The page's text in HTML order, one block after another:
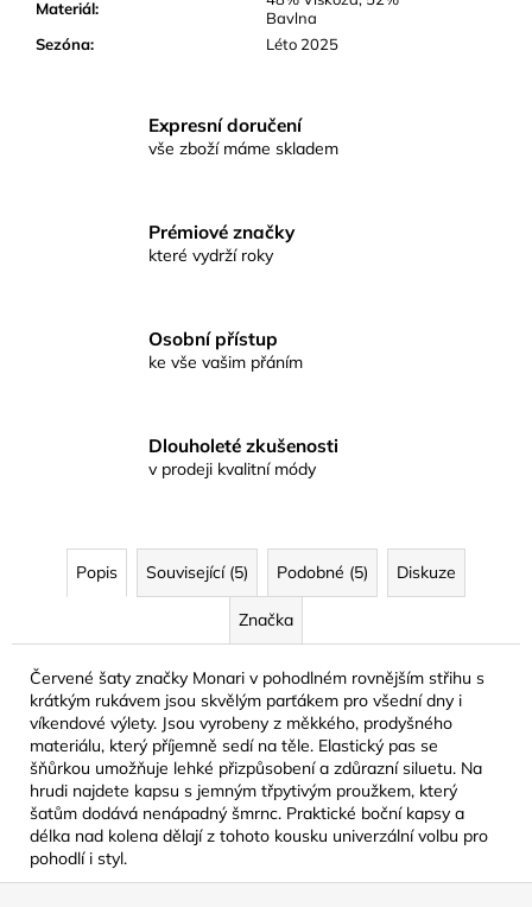
Materiál:
Bavlna
Sezóna: Léto 2025
Expresní doručení
vše zboží máme skladem
Prémiové značky
které vydrží roky
Osobní přístup
ke vše vašim přáním
Dlouholeté zkušenosti
v prodeji kvalitní módy
Popis Související (5) Podobné (5) Diskuze
Značka
Červené šaty značky Monari v pohodlném rovnějším střihu s
krátkým rukávem jsou skvělým parťákem pro všední dny i
víkendové výlety. Jsou vyrobeny z měkkého, prodyšného
materiálu, který příjemně sedí na těle. Elastický pas se
šňůrkou umožňuje lehké přizpůsobení a zdůrazní siluetu. Na
hrudi najdete kapsu s jemným třpytivým proužkem, který
šatům dodává nenápadný šmrnc. Praktické boční kapsy a
délka nad kolena dělají z tohoto kousku univerzální volbu pro
pohodlí i styl.